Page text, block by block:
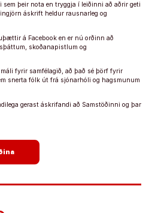
þeir nota en tryggja í leiðinni að aðrir geti
áskrift heldur rausnarleg og
á Facebook en er nú orðinn að
skoðanapistlum og
fyrir samfélagið, að það sé þörf fyrir
snerta fólk út frá sjónarhóli og hagsmunum
gerast áskrifandi að Samstöðinni og þar